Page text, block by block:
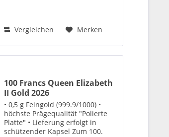
Vergleichen Merken
100 Francs Queen Elizabeth
II Gold 2026
• 0,5 g Feingold (999.9/1000) •
höchste Prägequalität "Polierte
Platte" • Lieferung erfolgt in
schützender Kapsel Zum 100.